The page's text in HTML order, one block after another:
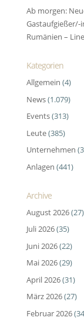
Ab morgen:
Gastaufgießer/-
Rumänien –
Kategorien
Allgemein (4)
News(1.079)
Events(313)
Leute(385)
Unternehmen
Anlagen (441)
Archive
August 2026(27)
Juli 2026(35)
Juni 2026(22)
Mai 2026(29)
April 2026(31)
März 2026(27)
Februar 2026